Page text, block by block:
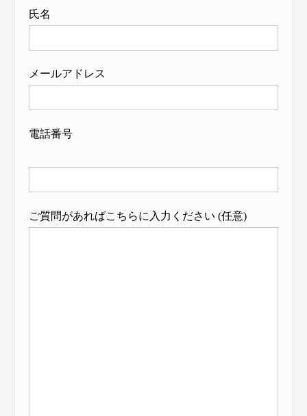
氏名
メールアドレス
電話番号
ご質問があればこちらに入力ください (任意)